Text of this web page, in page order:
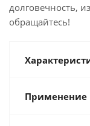
долговечность,
обращайтесь!
Применение